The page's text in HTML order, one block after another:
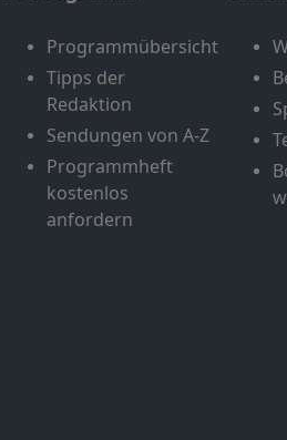
Programmübersicht
Tipps der
Redaktion
Sendungen von A-Z
Programmheft
kostenlos
anfordern